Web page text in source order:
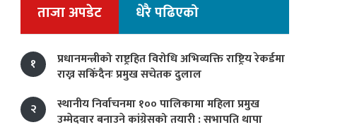
ताजा अपडेट धेरै पढिएको
१
प्रधानमन्त्रीको राष्ट्रहित विरोधि अभिव्यक्ति राष्ट्रिय रेकर्डमा
राख्न सकिँदैनः प्रमुख सचेतक दुलाल
२
स्थानीय निर्वाचनमा १०० पालिकामा महिला प्रमुख
उम्मेदवार बनाउने कांग्रेसको तयारी : सभापति थापा